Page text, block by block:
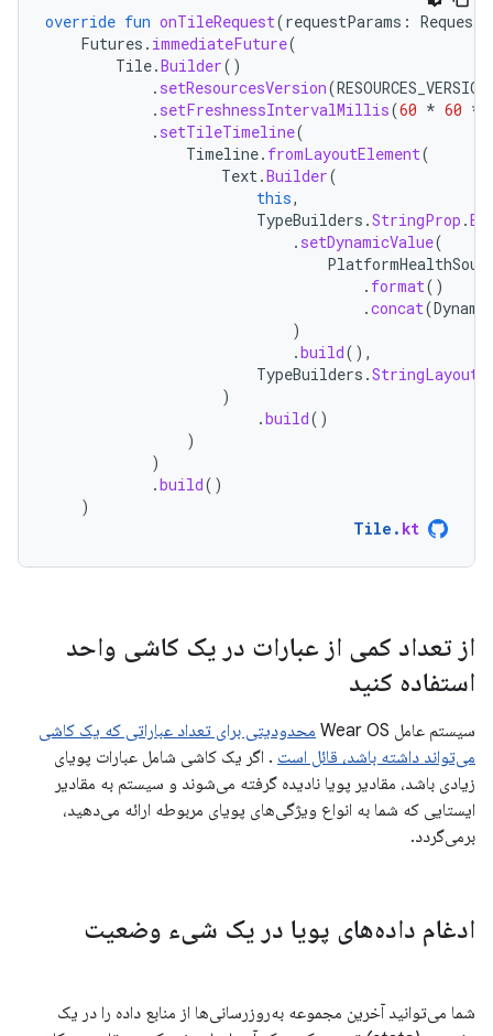
override fun onTileRequest(requestParams :
Futures . immediateFuture(
Tile.Builder()
. setResourcesVersion(RESOURCES_VERSION
. setFreshnessIntervalMillis(60 * 60 *
. setTileTimeline(
Timeline. fromLayoutElement(
Text.Builder(
this,
TypeBuilders .StringProp .
. setDynamicValue(
. format()
.concat(
)
.build(),
TypeBuilders .
)
.build()
)
)
.build()
)
Tile . kt
از تعداد کمی از عبارات در یک کاشی واحد
استفاده کنید
سیستم عامل Wear OS
محدودیتی برای تعداد عباراتی که یک کاشی
می‌تواند داشته باشد، قائل است . اگر یک کاشی شامل عبارات پویای
زیادی باشد، مقادیر پویا نادیده گرفته می‌شوند و سیستم به مقادیر
ایستایی که شما به انواع ویژگی‌های پویای مربوطه ارائه می‌دهید،
برمی‌گردد.
ادغام داده‌های پویا در یک شیء وضعیت
شما می‌توانید آخرین مجموعه به‌روزرسانی‌ها از منابع داده را در یک